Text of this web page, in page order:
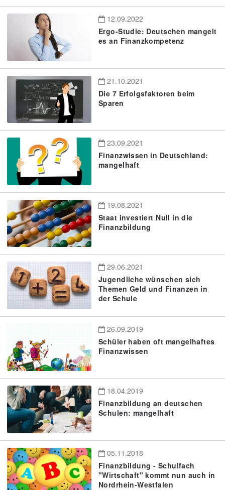
12.09.2022
Ergo-Studie: Deutschen mangelt
es an Finanzkompetenz
21.10.2021
Die 7 Erfolgsfaktoren beim
Sparen
23.09.2021
Finanzwissen in Deutschland:
mangelhaft
19.08.2021
Staat investiert Null in die
Finanzbildung
29.06.2021
Jugendliche wünschen sich
Themen Geld und Finanzen in
der Schule
26.09.2019
Schüler haben oft mangelhaftes
Finanzwissen
18.04.2019
Finanzbildung an deutschen
Schulen: mangelhaft
05.11.2018
Finanzbildung - Schulfach
"Wirtschaft" kommt nun auch in
Nordrhein-Westfalen